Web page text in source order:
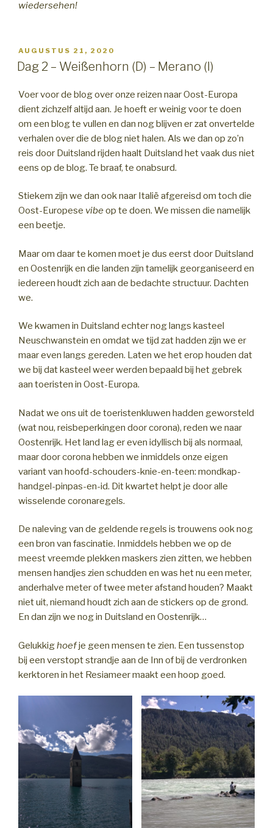
wiedersehen!
GEPLAATST
OP
AUGUSTUS 21, 2020
Dag 2 – Weißenhorn (D) – Merano (I)
Voer voor de blog over onze reizen naar Oost-Europa
dient zichzelf altijd aan. Je hoeft er weinig voor te doen
om een blog te vullen en dan nog blijven er zat onvertelde
verhalen over die de blog niet halen. Als we dan op zo’n
reis door Duitsland rijden haalt Duitsland het vaak dus niet
eens op de blog. Te braaf, te onabsurd.
Stiekem zijn we dan ook naar Italië afgereisd om toch die
Oost-Europese vibeop te doen. We missen die namelijk
een beetje.
Maar om daar te komen moet je dus eerst door Duitsland
en Oostenrijk en die landen zijn tamelijk georganiseerd en
iedereen houdt zich aan de bedachte structuur. Dachten
we.
We kwamen in Duitsland echter nog langs kasteel
Neuschwanstein en omdat we tijd zat hadden zijn we er
maar even langs gereden. Laten we het erop houden dat
we bij dat kasteel weer werden bepaald bij het gebrek
aan toeristen in Oost-Europa.
Nadat we ons uit de toeristenkluwen hadden geworsteld
(wat nou, reisbeperkingen door corona), reden we naar
Oostenrijk. Het land lag er even idyllisch bij als normaal,
maar door corona hebben we inmiddels onze eigen
variant van hoofd-schouders-knie-en-teen: mondkap-
handgel-pinpas-en-id. Dit kwartet helpt je door alle
wisselende coronaregels.
De naleving van de geldende regels is trouwens ook nog
een bron van fascinatie. Inmiddels hebben we op de
meest vreemde plekken maskers zien zitten, we hebben
mensen handjes zien schudden en was het nu een meter,
anderhalve meter of twee meter afstand houden? Maakt
niet uit, niemand houdt zich aan de stickers op de grond.
En dan zijn we nog in Duitsland en Oostenrijk…
Gelukkighoefje geen mensen te zien. Een tussenstop
bij een verstopt strandje aan de Inn of bij de verdronken
kerktoren in het Resiameer maakt een hoop goed.